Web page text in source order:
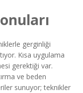
gerginliği
Kısa uygulama
gerektiği var.
ve beden
sunuyor; teknikler